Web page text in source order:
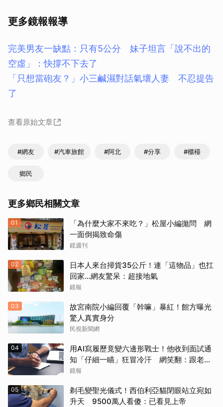
更多鏡報報導
完美男友一缺點：只有5公分 妹子坦言「說不出的
空虛」：快撐不下去了
「只想當砲友？」小三鹹濕對話氣壞人妻 不忍提告
了
查看原始文章
#網友 #汽車旅館 #阿北 #分享 #櫃檯
鄉民
更多鄉民相關文章
01
「為什麼大家不來吃？」松屋小編拋問 網
一面倒揭致命傷
鏡週刊
02
日本人來台掃貨35公斤！連「這物品」也扛
回家...網友驚呆：超接地氣
鏡報
03
故宮南院小編回覆「幹嘛」暴紅！館方曝光
驚人真實身分
民視新聞網
04
用AI寫履歷竟變六邊形戰士！他收到面試通
知「仔細一瞄」狂冒冷汗 網笑翻：跟老闆
禮尚往來
鏡報
05
剃毛變聖光儀式！西伯利亞貓閉眼站立宛如
升天 9500萬人看傻：已看見上帝